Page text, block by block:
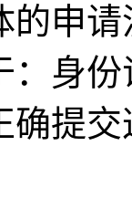
的申
：身
确提